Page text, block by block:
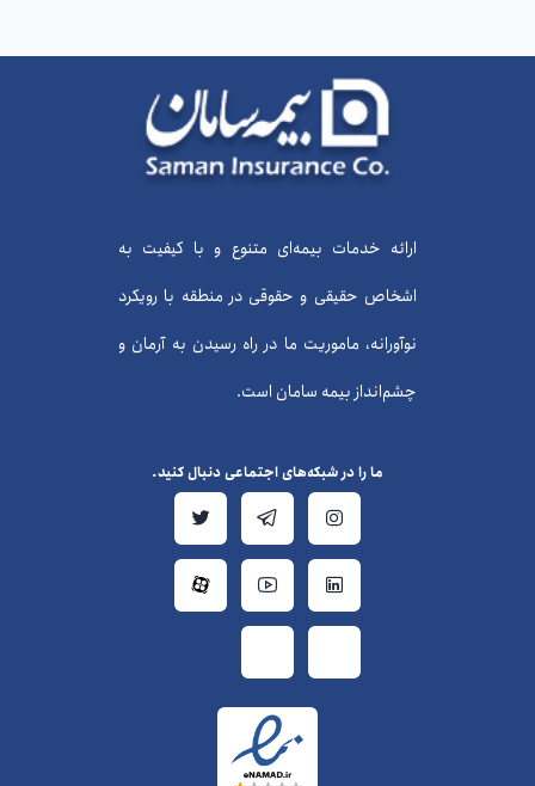
ارائه خدمات بیمه‌ای متنوع و با کیفیت به
اشخاص حقیقی و حقوقی در منطقه با رویکرد
نوآورانه، ماموریت ما در راه رسیدن به آرمان و
چشم‌انداز بیمه سامان است.
ما را در شبکه‌های اجتماعی دنبال کنید.